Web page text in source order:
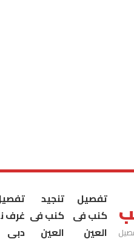
تفصيل
كنب فى
العين
تنجيد
كنب فى
العين
غرف
دبى